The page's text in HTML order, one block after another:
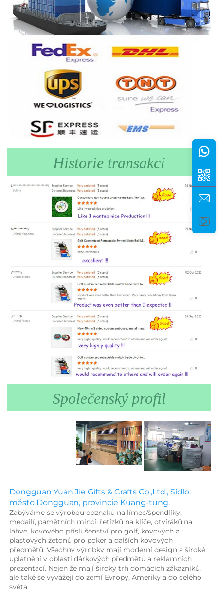
Historie transakcí
Společenský profil
Dongguan Yuan Jie Gifts & Crafts Co.,Ltd., Sídlo:
město Dongguan, provincie Kuang-tung.
Zabýváme se výrobou odznaků na límec/špendlíky,
medailí, pamětních mincí, řetízků na klíče, otvíráků na
láhve, kovového příslušenství pro golf, kovových a
plastových žetonů pro poker a dalších kovových
předmětů. Všechny výrobky mají moderní design a široké
uplatnění v oblasti dárkových předmětů a reklamních
prezentací. Nejen že mají široký trh domácích zákazníků,
ale také se vyvážejí do zemí Evropy, Ameriky a do celého
světa.